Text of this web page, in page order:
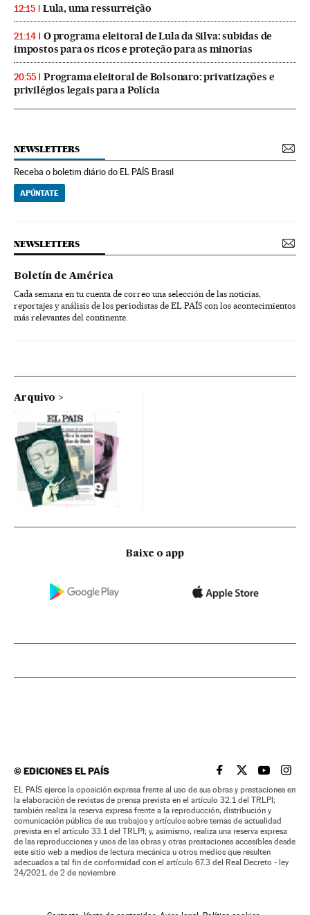
12:15 Lula, uma ressurreição
21:14
O programa eleitoral de Lula da Silva: subidas de
impostos para os ricos e proteção para as minorias
20:55
Programa eleitoral de Bolsonaro: privatizações e
privilégios legais para a Polícia
NEWSLETTERS
Receba o boletim diário do EL PAÍS Brasil
APÚNTATE
NEWSLETTERS
Boletín de América
Cada semana en tu cuenta de correo una selección de las noticias,
reportajes y análisis de los periodistas de EL PAÍS con los acontecimientos
más relevantes del continente.
Arquivo
Baixe o app
©EDICIONES EL PAÍS EL PAÍS BRASIL EN
EL PAÍSEL PAÍS
EL
EL PAÍS ejerce la oposición expresa frente al uso de sus obras y prestaciones en
la elaboración de revistas de prensa prevista en el artículo 32.1 del TRLPI;
también realiza la reserva expresa frente a la reproducción, distribución y
comunicación pública de sus trabajos y artículos sobre temas de actualidad
prevista en el artículo 33.1 del TRLPI; y, asimismo, realiza una reserva expresa
de las reproducciones y usos de las obras y otras prestaciones accesibles desde
este sitio web a medios de lectura mecánica u otros medios que resulten
adecuados a tal fin de conformidad con el artículo 67.3 del Real Decreto - ley
24/2021, de 2 de noviembre